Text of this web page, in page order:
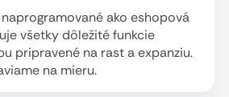
ako eshopová
všetky dôležité funkcie
pripravené na rast a expanziu.
na mieru.